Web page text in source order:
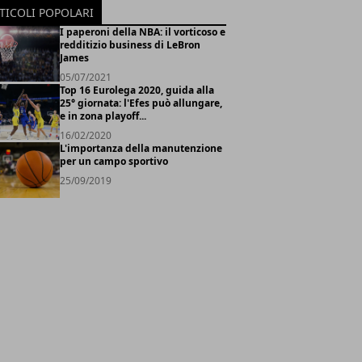
POPOLARI
I paperoni della NBA: il vorticoso e
redditizio business di LeBron
James
05/07/2021
Top 16 Eurolega 2020, guida alla
25° giornata: l'Efes può allungare,
e in zona playoff...
16/02/2020
L'importanza della manutenzione
per un campo sportivo
25/09/2019